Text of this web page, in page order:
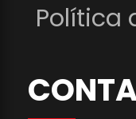
Política